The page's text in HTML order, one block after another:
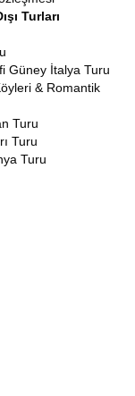
boyunca para
sağlar. Sürpriz
genellikle
seyahatiniz
bir
Karnavalı’nın
coşkusunu
gibi
yeridir. Sokak
yerliler,
Biz de
bölgelere ve
her anı, her
topraklara ayak
alevlendiğini
Turları
Güney İtalya Turu
& Romantik
Turu
Turu
Turu